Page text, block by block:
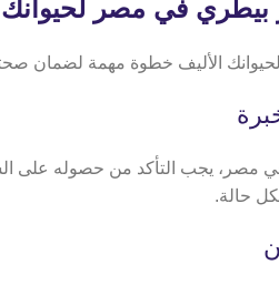
بيطري في مصر لحيوانك
الأليف خطوة مهمة لضمان
يجب التأكد من حصوله على
حالة.